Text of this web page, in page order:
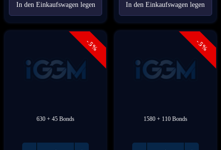
In den Einkaufswagen legen In den Einkaufswagen legen
- 5%
630 + 45 Bonds
- 5%
1580 + 110 Bonds